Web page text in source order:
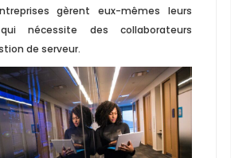
gèrent eux-mêmes leurs
nécessite des collaborateurs
de serveur.